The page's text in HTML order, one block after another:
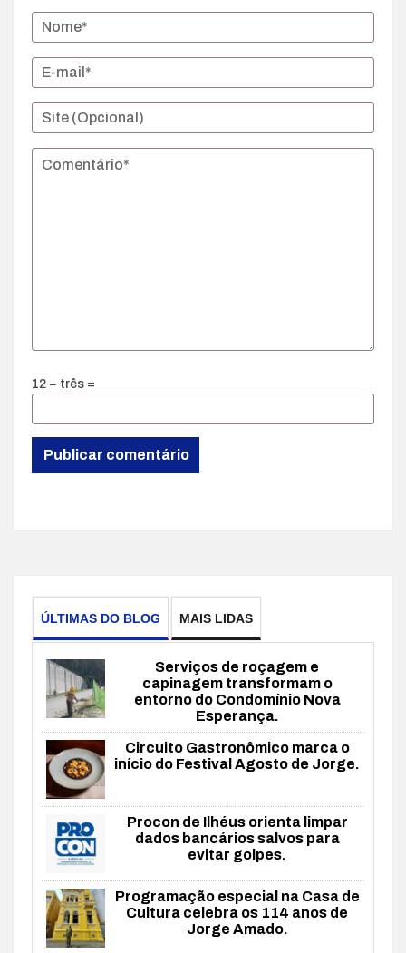
12 − três =
ÚLTIMAS DO BLOG MAIS LIDAS
Serviços de roçagem e
capinagem transformam o
entorno do Condomínio Nova
Esperança.
Circuito Gastronômico marca o
início do Festival Agosto de Jorge.
Procon de Ilhéus orienta limpar
dados bancários salvos para
evitar golpes.
Programação especial na Casa de
Cultura celebra os 114 anos de
Jorge Amado.